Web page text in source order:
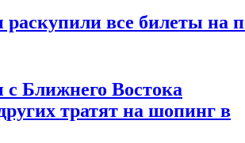
все билеты на
с Ближнего Востока
тратят на шопинг в